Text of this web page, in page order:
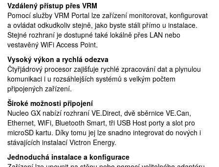
Vzdálený přístup přes VRM
Pomocí služby VRM Portal lze zařízení monitorovat, konfigurovat
a ovládat odkudkoliv stejně, jako byste stáli přímo u instalace.
Stejné rozhraní je dostupné také lokálně přes LAN nebo
vestavěný WiFi Access Point.
Vysoký výkon a rychlá odezva
Čtyřjádrový procesor zajišťuje rychlé zpracování dat a plynulou
komunikaci i u rozsáhlejších systémů s velkým počtem
připojených zařízení.
Široké možnosti připojení
Nucleo GX nabízí rozhraní VE.Direct, dvě sběrnice VE.Can,
Ethernet, WiFi, Bluetooth Smart, tři USB Host porty a slot pro
microSD kartu. Díky tomu jej lze snadno integrovat do nových i
stávajících instalací Victron Energy.
Jednoduchá instalace a konfigurace